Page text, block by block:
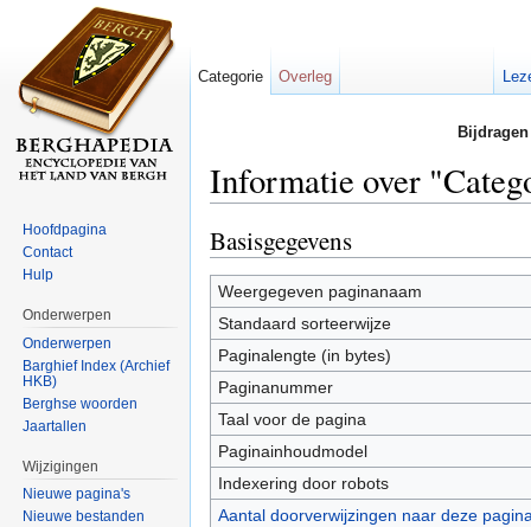
Informatie over
Basisgegevens
Weergegeven paginanaam
Standaard sorteerwijze
Paginalengte (in bytes)
Paginanummer
Taal voor de pagina
Paginainhoudmodel
Indexering door robots
Aantal doorverwijzingen naar deze
Categorie Overleg
Hoofdpagina
Contact
Hulp
Onderwerpen
Onderwerpen
Barghief Index (Archief
HKB)
Berghse woorden
Jaartallen
Wijzigingen
Nieuwe pagina's
Nieuwe bestanden